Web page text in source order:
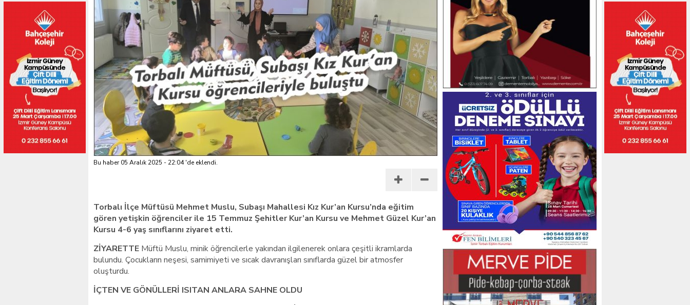
Bu haber 05 Aralık 2025 - 22:04 'de eklendi.
Torbalı İlçe Müftüsü Mehmet Muslu, Subaşı Mahallesi Kız Kur’an Kursu’nda eğitim
gören yetişkin öğrenciler ile 15 Temmuz Şehitler Kur’an Kursu ve Mehmet Güzel Kur’an
Kursu 4-6 yaş sınıflarını ziyaret etti.
ZİYARETTE Müftü Muslu, minik öğrencilerle yakından ilgilenerek onlara çeşitli ikramlarda
bulundu. Çocukların neşesi, samimiyeti ve sıcak davranışları sınıflarda güzel bir atmosfer
oluşturdu.
İÇTEN VE GÖNÜLLERİ ISITAN ANLARA SAHNE OLDU